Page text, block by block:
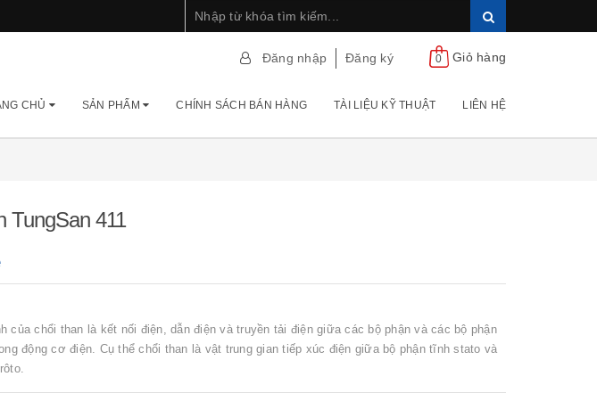
Đăng nhập Đăng ký 0 Giỏ hàng
CHỦ SẢN PHẨM CHÍNH SÁCH BÁN HÀNG TÀI LIỆU KỸ THUẬT LIÊN HỆ
TungSan 411
của chổi than là kết nối điện, dẫn điện và truyền tải điện giữa các bộ phận và các bộ phận
động cơ điện. Cụ thể chổi than là vật trung gian tiếp xúc điện giữa bộ phận tĩnh stato và